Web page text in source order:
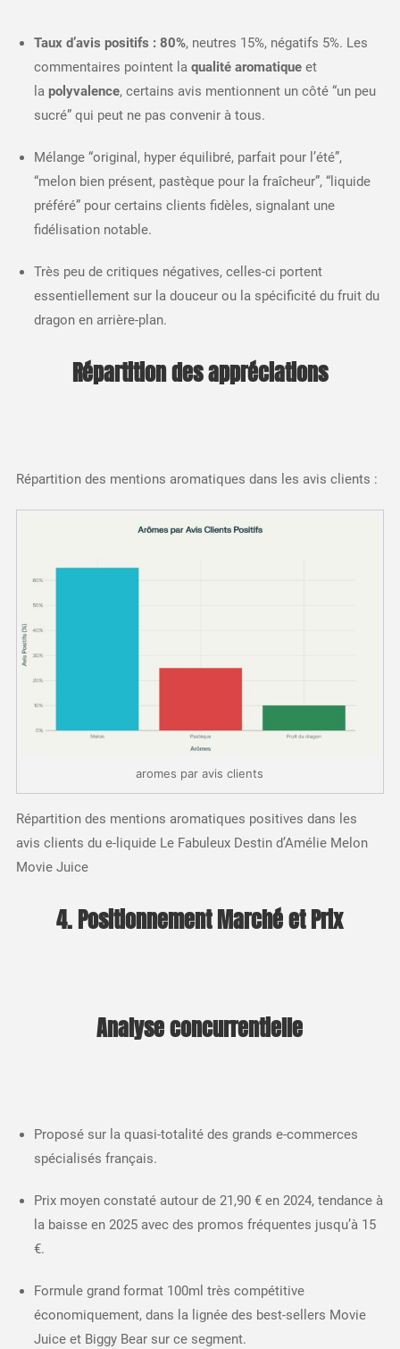
Taux d’avis positifs : 80%, neutres 15%, négatifs 5%. Les
commentaires pointent la qualité aromatiqueet
la polyvalence, certains avis mentionnent un côté “un peu
sucré” qui peut ne pas convenir à tous.​
Mélange “original, hyper équilibré, parfait pour l’été”,
“melon bien présent, pastèque pour la fraîcheur”, “liquide
préféré” pour certains clients fidèles, signalant une
fidélisation notable.​
Très peu de critiques négatives, celles-ci portent
essentiellement sur la douceur ou la spécificité du fruit du
dragon en arrière-plan.​
Répartition des appréciations
Répartition des mentions aromatiques dans les avis clients :
aromes par avis clients
Répartition des mentions aromatiques positives dans les
avis clients du e-liquide Le Fabuleux Destin d’Amélie Melon
Movie Juice
4. Positionnement Marché et Prix
Analyse concurrentielle
Proposé sur la quasi-totalité des grands e-commerces
spécialisés français.​
Prix moyen constaté autour de 21,90 € en 2024, tendance à
la baisse en 2025 avec des promos fréquentes jusqu’à 15
€.
Formule grand format 100ml très compétitive
économiquement, dans la lignée des best-sellers Movie
Juice et Biggy Bear sur ce segment.​